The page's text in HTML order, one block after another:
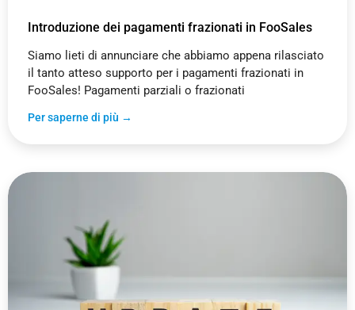
Introduzione dei pagamenti frazionati in FooSales
Siamo lieti di annunciare che abbiamo appena rilasciato
il tanto atteso supporto per i pagamenti frazionati in
FooSales! Pagamenti parziali o frazionati
Per saperne di più →